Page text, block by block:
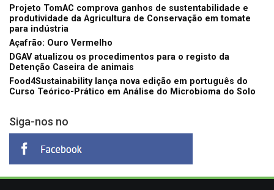
Projeto TomAC comprova ganhos de sustentabilidade e
produtividade da Agricultura de Conservação em tomate
para indústria
Açafrão: Ouro Vermelho
DGAV atualizou os procedimentos para o registo da
Detenção Caseira de animais
Food4Sustainability lança nova edição em português do
Curso Teórico-Prático em Análise do Microbioma do Solo
Siga-nos no